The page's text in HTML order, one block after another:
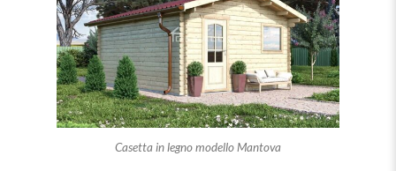
Casetta in legno modello Mantova